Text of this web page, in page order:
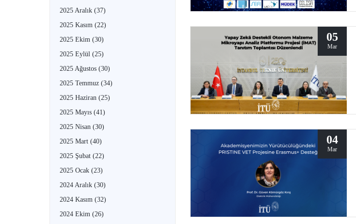
2025 Aralık (37)
2025 Kasım (22)
2025 Ekim (30)
2025 Eylül (25)
2025 Ağustos (30)
2025 Temmuz (34)
2025 Haziran (25)
2025 Mayıs (41)
2025 Nisan (30)
2025 Mart (40)
2025 Şubat (22)
2025 Ocak (23)
2024 Aralık (30)
2024 Kasım (32)
2024 Ekim (26)
05
Mar
04
Mar